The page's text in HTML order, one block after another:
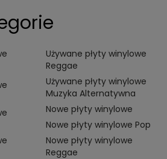
Używane płyty winylowe
Reggae
Używane płyty winylowe
Muzyka Alternatywna
Nowe płyty winylowe
Nowe płyty winylowe Pop
Nowe płyty winylowe
Reggae